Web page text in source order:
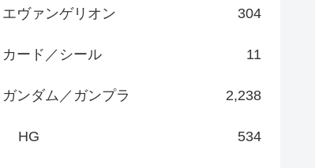
エヴァンゲリオン 304
カード／シール 11
ガンダム／ガンプラ 2,238
HG 534